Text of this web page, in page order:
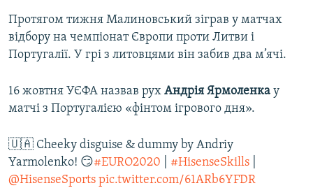
Протягом тижня Малиновський зіграв у матчах
відбору на чемпіонат Європи проти Литви і
Португалії. У грі з литовцями він забив два м’ячі.
16 жовтня УЄФА назвав рух Андрія Ярмоленка у
матчі з Португалією «фінтом ігрового дня».
🇺🇦 Cheeky disguise & dummy by Andriy
Yarmolenko! 😏#EURO2020 #HisenseSkills
@HisenseSports pic.twitter.com/61ARb6YFDR